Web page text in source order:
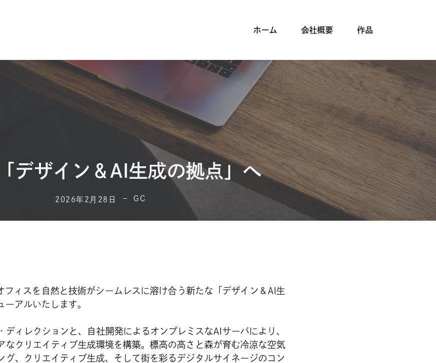
ホーム 会社概要 作品
デザイン＆AI生成の拠点」へ
2026年2月28日 GC
フィスを自然と技術がシームレスに溶け合う新たな「デザイン＆AI生
ーアルいたします。
ディレクションと、自社開発によるオンプレミスなAIサーバにより、
なクリエイティブ生成環境を構築。標高の高さと森が育む冷涼な空気
グ、クリエイティブ生成、そして街を彩るデジタルサイネージのコン